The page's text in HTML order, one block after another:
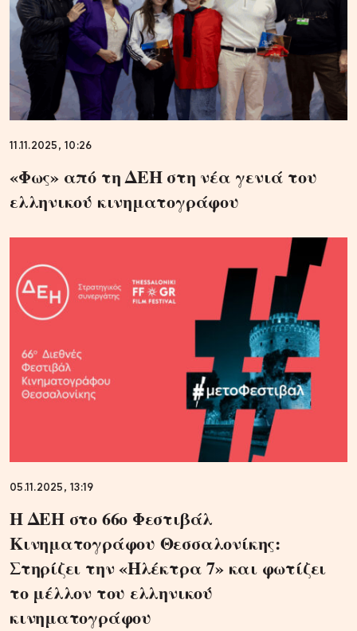
11.11.2025, 10:26
«Φως» από τη ΔΕΗ στη νέα γενιά του
ελληνικού κινηματογράφου
05.11.2025, 13:19
Η ΔΕΗ στο 66ο Φεστιβάλ
Κινηματογράφου Θεσσαλονίκης:
Στηρίζει την «Ηλέκτρα 7» και φωτίζει
το μέλλον του ελληνικού
κινηματογράφου